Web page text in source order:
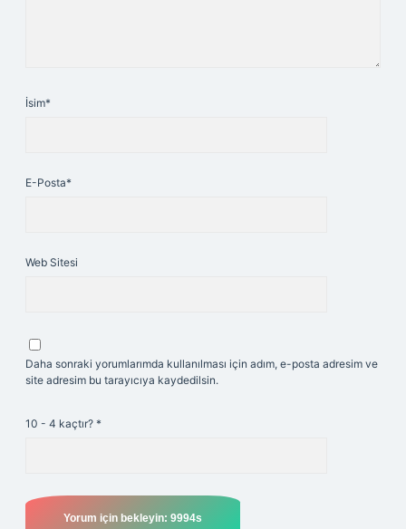
İsim*
E-Posta*
Web Sitesi
Daha sonraki yorumlarımda kullanılması için adım, e-posta adresim ve
site adresim bu tarayıcıya kaydedilsin.
10 - 4 kaçtır? *